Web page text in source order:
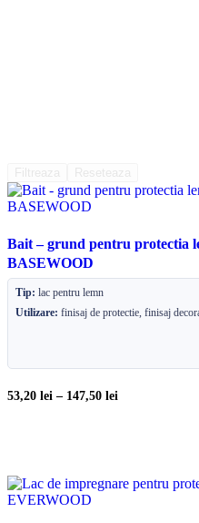
Bait – grund pentru protectia
BASEWOOD
Tip: lac pentru lemn
Utilizare: finisaj de protectie, finisaj
53,20 lei – 147,50 lei